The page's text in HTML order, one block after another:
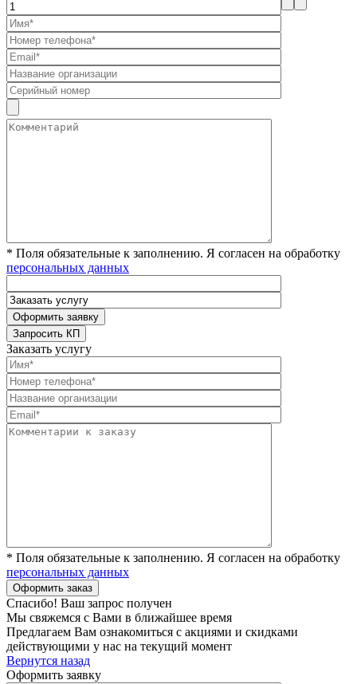
* Поля обязательные к заполнению. Я согласен на обработку
персональных данных
Заказать услугу
* Поля обязательные к заполнению. Я согласен на обработку
персональных данных
Спасибо! Ваш запрос получен
Мы свяжемся с Вами в ближайшее время
Предлагаем Вам ознакомиться с акциями и скидками
действующими у нас на текущий момент
Вернутся назад
Оформить заявку